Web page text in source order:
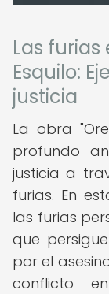
Las furias
Esquilo:
justicia
La obra
profundo
justicia a
furias. En
las furias
que
por el
conflicto